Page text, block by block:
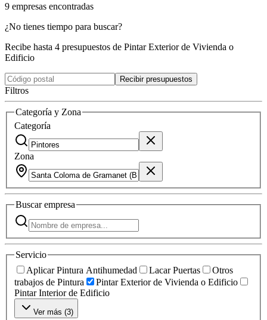
9 empresas encontradas
¿No tienes tiempo para buscar?
Recibe hasta 4 presupuestos de Pintar Exterior de Vivienda o
Edificio
Recibir presupuestos
Filtros
Categoría y Zona
Categoría
Zona
Buscarempresa
Servicio
Aplicar Pintura Antihumedad
Lacar Puertas
Otros
trabajos de Pintura
Pintar Exterior de Vivienda o Edificio
Pintar Interior de Edificio
Ver más (3)